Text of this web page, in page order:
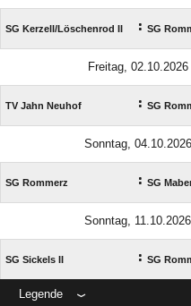
SG Kerzell/​Löschenrod II : SG
Freitag,
TV Jahn Neuhof : SG
Sonntag,
SG Rommerz : SG
Sonntag,
SG Sickels II : SG
Legende